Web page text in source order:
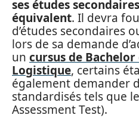
ses études
équivalent. Il devra
d’études secondaires
lors de sa demande
un cursus de
Logistique, certains
également demander
standardisés tels que
Assessment Test).